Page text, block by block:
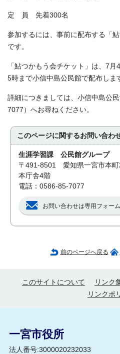
定 員 先着300名
参加するには、事前に配布する「
です。
「鮎つかもう会チケット」は、7
5時まで小信中島公民館で配布しま
詳細につきましては、小信中島公
7077）へお尋ねください。
このページに関するお問い合わ
生涯学習課 公民館グループ
〒491-8501 愛知県一宮市本
本庁舎4階
電話：0586-85-7077
お問い合わせは専用フォー
前のページへ戻る
このサイトについて リンク
リンクポ
一宮市役所
法人番号:3000020232033